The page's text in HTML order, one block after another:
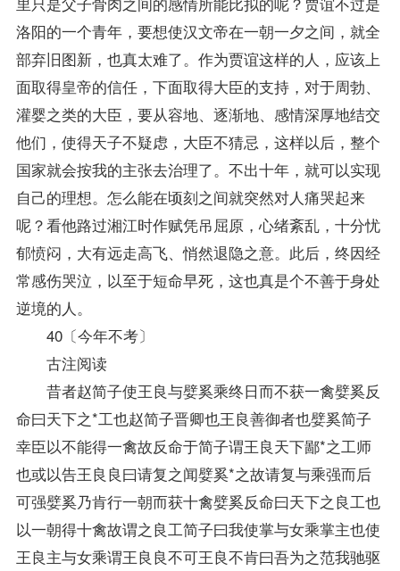
洛阳的一个青年，要想使汉文帝在一朝一夕之间，就全
部弃旧图新，也真太难了。作为贾谊这样的人，应该上
面取得皇帝的信任，下面取得大臣的支持，对于周勃、
灌婴之类的大臣，要从容地、逐渐地、感情深厚地结交
他们，使得天子不疑虑，大臣不猜忌，这样以后，整个
国家就会按我的主张去治理了。不出十年，就可以实现
自己的理想。怎么能在顷刻之间就突然对人痛哭起来
呢？看他路过湘江时作赋凭吊屈原，心绪紊乱，十分忧
郁愤闷，大有远走高飞、悄然退隐之意。此后，终因经
常感伤哭泣，以至于短命早死，这也真是个不善于身处
逆境的人。
40〔今年不考〕
古注阅读
昔者赵简子使王良与嬖奚乘终日而不获一禽嬖奚反
命曰天下之*工也赵简子晋卿也王良善御者也嬖奚简子
幸臣以不能得一禽故反命于简子谓王良天下鄙*之工师
也或以告王良良曰请复之闻嬖奚*之故请复与乘强而后
可强嬖奚乃肯行一朝而获十禽嬖奚反命曰天下之良工也
以一朝得十禽故谓之良工简子曰我使掌与女乘掌主也使
王良主与女乘谓王良良不可王良不肯曰吾为之范我驰驱